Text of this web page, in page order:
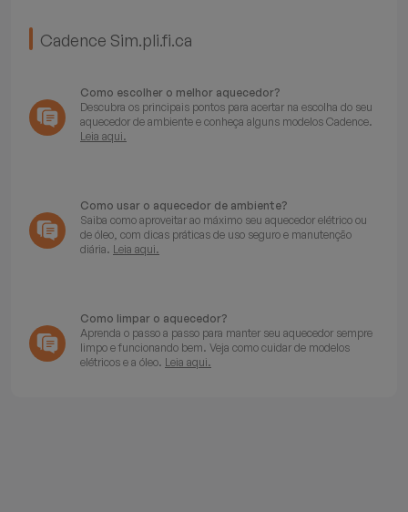
Cadence Sim.pli.fi.ca
Como escolher o melhor aquecedor?
Descubra os principais pontos para acertar na escolha do seu
aquecedor de ambiente e conheça alguns modelos Cadence.
Leia aqui.
Como usar o aquecedor de ambiente?
Saiba como aproveitar ao máximo seu aquecedor elétrico ou
de óleo, com dicas práticas de uso seguro e manutenção
diária. Leia aqui.
Como limpar o aquecedor?
Aprenda o passo a passo para manter seu aquecedor sempre
limpo e funcionando bem. Veja como cuidar de modelos
elétricos e a óleo. Leia aqui.